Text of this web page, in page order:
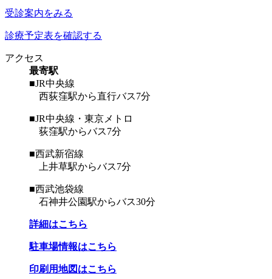
受診案内をみる
診療予定表を確認する
アクセス
最寄駅
■JR中央線
西荻窪駅から直行バス7分
■JR中央線・東京メトロ
荻窪駅からバス7分
■西武新宿線
上井草駅からバス7分
■西武池袋線
石神井公園駅からバス30分
詳細はこちら
駐車場情報はこちら
印刷用地図はこちら